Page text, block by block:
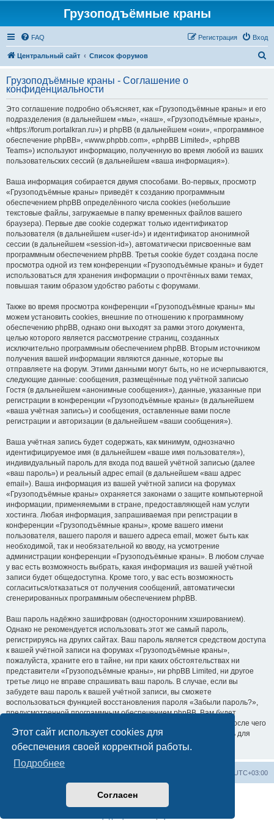
Этот сайт использует cookies для
обеспечения своей корректной работы.
Подробнее
Согласен
Грузоподъёмные краны
FAQ Вход
Регистрация
Центральный сайт Список форумов
с
Грузоподъёмные краны - Соглашение о
конфиденциальности
Это соглашение подробно объясняет, как «Грузоподъёмные краны» и его
подразделения (в дальнейшем «мы», «наш», «Грузоподъёмные краны»,
«https://forum.portalkran.ru») и phpBB (в дальнейшем «они», «программное
обеспечение phpBB», «www.phpbb.com», «phpBB Limited», «phpBB
Teams») используют информацию, полученную во время любой из ваших
пользовательских сессий (в дальнейшем «ваша информация»).
Ваша информация собирается двумя способами. Во-первых, просмотр
«Грузоподъёмные краны» приведёт к созданию программным
обеспечением phpBB определённого числа cookies (небольшие
текстовые файлы, загружаемые в папку временных файлов вашего
браузера). Первые две cookie содержат только идентификатор
пользователя (в дальнейшем «user-id») и идентификатор анонимной
сессии (в дальнейшем «session-id»), автоматически присвоенные вам
программным обеспечением phpBB. Третья cookie будет создана после
просмотра одной из тем конференции «Грузоподъёмные краны» и будет
использоваться для хранения информации о прочтённых вами темах,
повышая таким образом удобство работы с форумами.
Также во время просмотра конференции «Грузоподъёмные краны» мы
можем установить cookies, внешние по отношению к программному
обеспечению phpBB, однако они выходят за рамки этого документа,
целью которого является рассмотрение страниц, созданных
исключительно программным обеспечением phpBB. Вторым источником
получения вашей информации являются данные, которые вы
отправляете на форум. Этими данными могут быть, но не исчерпываются,
следующие данные: сообщения, размещённые под учётной записью
Гостя (в дальнейшем «анонимные сообщения»), данные, указанные при
регистрации в конференции «Грузоподъёмные краны» (в дальнейшем
«ваша учётная запись») и сообщения, оставленные вами после
регистрации и авторизации (в дальнейшем «ваши сообщения»).
Ваша учётная запись будет содержать, как минимум, однозначно
идентифицируемое имя (в дальнейшем «ваше имя пользователя»),
индивидуальный пароль для входа под вашей учётной записью (далее
«ваш пароль») и реальный адрес email (в дальнейшем «ваш адрес
email»). Ваша информация из вашей учётной записи на форумах
«Грузоподъёмные краны» охраняется законами о защите компьютерной
информации, применяемыми в стране, предоставляющей нам услуги
хостинга. Любая информация, запрашиваемая при регистрации в
конференции «Грузоподъёмные краны», кроме вашего имени
пользователя, вашего пароля и вашего адреса email, может быть как
необходимой, так и необязательной ко вводу, на усмотрение
администрации конференции «Грузоподъёмные краны». В любом случае
у вас есть возможность выбрать, какая информация из вашей учётной
записи будет общедоступна. Кроме того, у вас есть возможность
согласиться/отказаться от получения сообщений, автоматически
сгенерированных программным обеспечением phpBB.
Ваш пароль надёжно зашифрован (односторонним хэшированием).
Однако не рекомендуется использовать этот же самый пароль,
регистрируясь на других сайтах. Ваш пароль является средством доступа
к вашей учётной записи на форумах «Грузоподъёмные краны»,
пожалуйста, храните его в тайне, ни при каких обстоятельствах ни
представители «Грузоподъёмные краны», ни phpBB Limited, ни другое
третье лицо не вправе спрашивать ваш пароль. В случае, если вы
забудете ваш пароль к вашей учётной записи, вы сможете
воспользоваться функцией восстановления пароля «Забыли пароль?»,
предусмотренной программным обеспечением phpBB. Вам будет
необходимо ввести ваше имя пользователя и ваш адрес email, после чего
программное обеспечение phpBB сгенерирует вам новый пароль для
вашей учётной записи.
UTC+03:00
Создано на основеphpBB® Forum Software © phpBB Limited
Русская поддержка phpBB